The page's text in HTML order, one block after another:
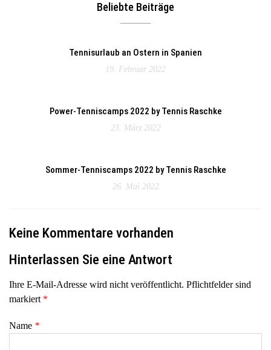
Beliebte Beiträge
Tennisurlaub an Ostern in Spanien
19. Februar 2022
Power-Tenniscamps 2022 by Tennis Raschke
23. März 2022
Sommer-Tenniscamps 2022 by Tennis Raschke
26. Mai 2022
Keine Kommentare vorhanden
Hinterlassen Sie eine Antwort
Ihre E-Mail-Adresse wird nicht veröffentlicht. Pflichtfelder sind
markiert *
Name *